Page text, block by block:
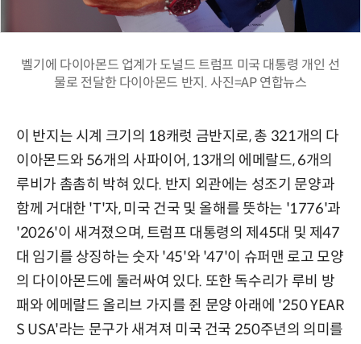
벨기에 다이아몬드 업계가 도널드 트럼프 미국 대통령 개인 선
물로 전달한 다이아몬드 반지. 사진=AP 연합뉴스
이 반지는 시계 크기의 18캐럿 금반지로, 총 321개의 다
이아몬드와 56개의 사파이어, 13개의 에메랄드, 6개의
루비가 촘촘히 박혀 있다. 반지 외관에는 성조기 문양과
함께 거대한 'T'자, 미국 건국 및 올해를 뜻하는 '1776'과
'2026'이 새겨졌으며, 트럼프 대통령의 제45대 및 제47
대 임기를 상징하는 숫자 '45'와 '47'이 슈퍼맨 로고 모양
의 다이아몬드에 둘러싸여 있다. 또한 독수리가 루비 방
패와 에메랄드 올리브 가지를 쥔 문양 아래에 '250 YEAR
S USA'라는 문구가 새겨져 미국 건국 250주년의 의미를